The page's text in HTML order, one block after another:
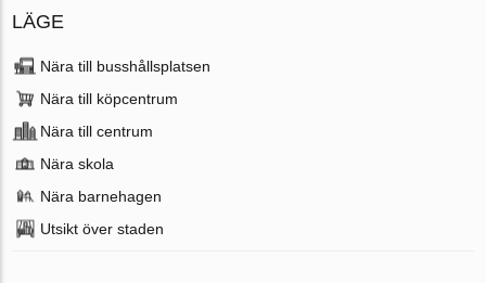
LÄGE
Nära till busshållsplatsen
Nära till köpcentrum
Nära till centrum
Nära skola
Nära barnehagen
Utsikt över staden